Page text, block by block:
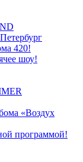
420!
шоу!
«Воздух
программой!